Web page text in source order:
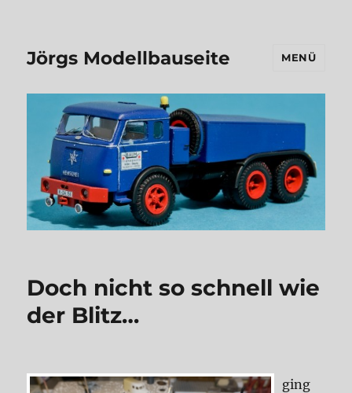
Jörgs Modellbauseite MENÜ
Doch nicht so schnell wie
der Blitz…
ging